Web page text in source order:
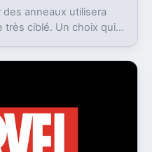
anneaux utilisera
très ciblé. Un choix qui